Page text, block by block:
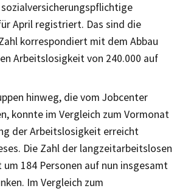
April registriert. Das sind die
korrespondiert mit dem Abbau
Arbeitslosigkeit von 240.000 auf
hinweg, die vom Jobcenter
konnte im Vergleich zum Vormonat
der Arbeitslosigkeit erreicht
Die Zahl der langzeitarbeitslosen
um 184 Personen auf nun insgesamt
Im Vergleich zum